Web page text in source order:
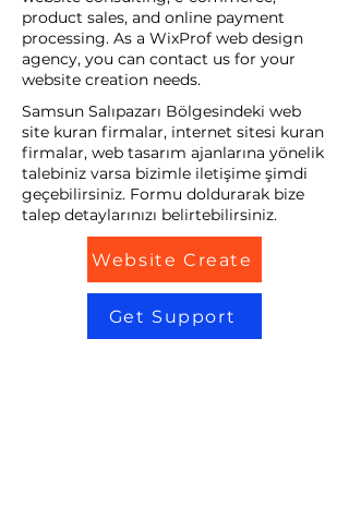
product sales, and online payment
processing. As a WixProf web design
agency, you can contact us for your
website creation needs.
Samsun Salıpazarı Bölgesindeki web
site kuran firmalar, internet sitesi kuran
firmalar, web tasarım ajanlarına yönelik
talebiniz varsa bizimle iletişime şimdi
geçebilirsiniz. Formu doldurarak bize
talep detaylarınızı belirtebilirsiniz.
Website Create
Get Support